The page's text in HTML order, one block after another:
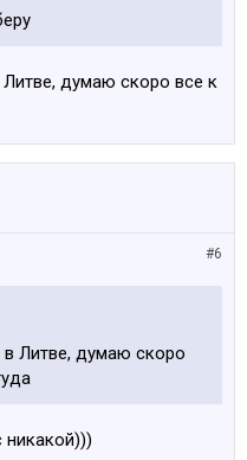
думаю скоро все к
#6
Литве, думаю скоро
никакой)))